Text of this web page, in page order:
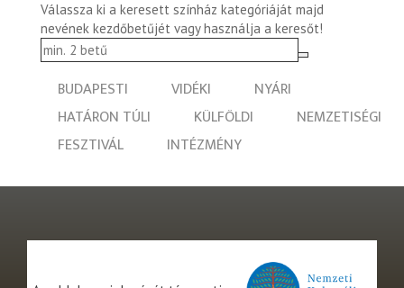
Válassza ki a keresett színház kategóriáját majd
nevének kezdőbetűjét vagy használja a keresőt!
BUDAPESTI VIDÉKI
NYÁRI
HATÁRON TÚLI
KÜLFÖLDI
NEMZETISÉGI
FESZTIVÁL
INTÉZMÉNY